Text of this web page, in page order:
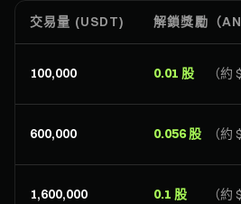
交易量 (USDT) 解鎖獎勵（
100,000 0.01 股 （約
600,000 0.056 股 （約
1,600,000 0.1 股 （約